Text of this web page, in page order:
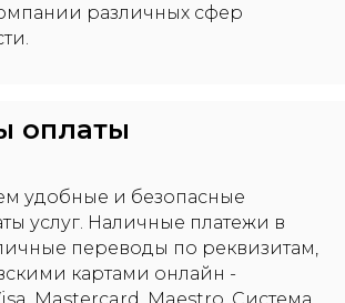
различных сфер
оплаты
удобные и безопасные
услуг. Наличные платежи в
переводы по реквизитам,
картами онлайн -